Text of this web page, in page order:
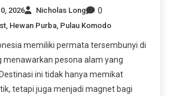
2026 Nicholas Long 0
Hewan Purba Pulau Komodo
memiliki permata tersembunyi di
menawarkan pesona alam yang
ini tidak hanya memikat
tetapi juga menjadi magnet bagi